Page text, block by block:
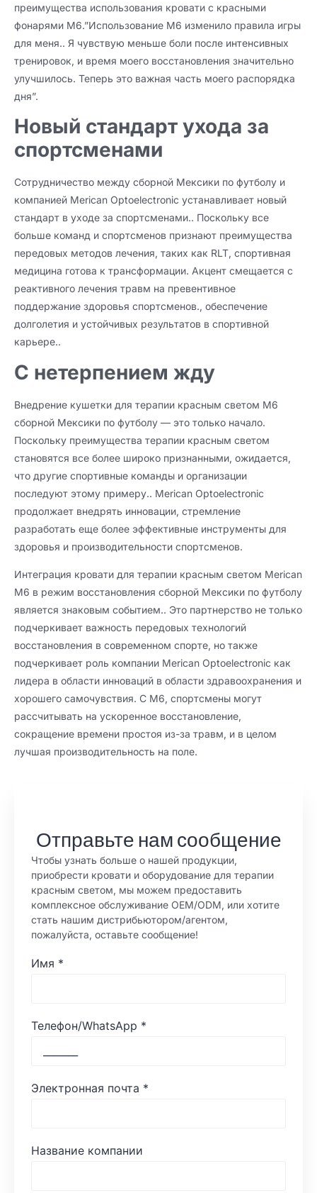
преимущества использования кровати с красными
фонарями M6.”Использование M6 изменило правила игры
для меня.. Я чувствую меньше боли после интенсивных
тренировок, и время моего восстановления значительно
улучшилось. Теперь это важная часть моего распорядка
дня”.
Новый стандарт ухода за
спортсменами
Сотрудничество между сборной Мексики по футболу и
компанией Merican Optoelectronic устанавливает новый
стандарт в уходе за спортсменами.. Поскольку все
больше команд и спортсменов признают преимущества
передовых методов лечения, таких как RLT, спортивная
медицина готова к трансформации. Акцент смещается с
реактивного лечения травм на превентивное
поддержание здоровья спортсменов., обеспечение
долголетия и устойчивых результатов в спортивной
карьере..
С нетерпением жду
Внедрение кушетки для терапии красным светом M6
сборной Мексики по футболу — это только начало.
Поскольку преимущества терапии красным светом
становятся все более широко признанными, ожидается,
что другие спортивные команды и организации
последуют этому примеру.. Merican Optoelectronic
продолжает внедрять инновации, стремление
разработать еще более эффективные инструменты для
здоровья и производительности спортсменов.
Интеграция кровати для терапии красным светом Merican
M6 в режим восстановления сборной Мексики по футболу
является знаковым событием.. Это партнерство не только
подчеркивает важность передовых технологий
восстановления в современном спорте, но также
подчеркивает роль компании Merican Optoelectronic как
лидера в области инноваций в области здравоохранения и
хорошего самочувствия. С М6, спортсмены могут
рассчитывать на ускоренное восстановление,
сокращение времени простоя из-за травм, и в целом
лучшая производительность на поле.
Отправьте нам сообщение
Чтобы узнать больше о нашей продукции,
приобрести кровати и оборудование для терапии
красным светом, мы можем предоставить
комплексное обслуживание OEM/ODM, или хотите
стать нашим дистрибьютором/агентом,
пожалуйста, оставьте сообщение!
Имя *
Телефон/WhatsApp *
Электронная почта *
Название компании